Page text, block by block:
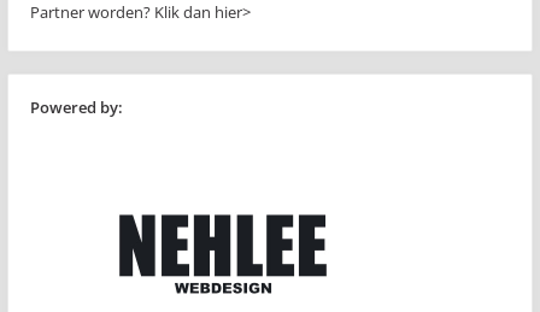
Partner worden? Klik dan hier>
Powered by: